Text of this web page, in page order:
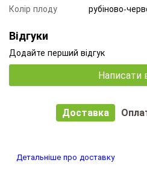
Колір плоду
рубіново-
Відгуки
Додайте перший відгук
Написати
Доставка
Детальніше про доставку